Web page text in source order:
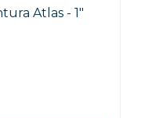
Atlas - 1"